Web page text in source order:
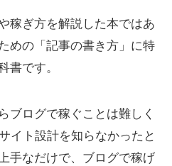
稼ぎ方を解説した本ではあ
めの「記事の書き方」に特
書です。
ログで稼ぐことは難しく
イト設計を知らなかったと
手なだけで、ブログで稼げ